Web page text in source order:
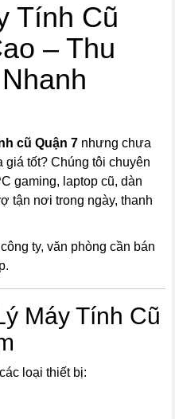
Tính Cũ
– Thu
cũ Quận 7 nhưng chưa
tốt? Chúng tôi chuyên
gaming, laptop cũ, dàn
tận nơi trong ngày, thanh
ty, văn phòng cần bán
Máy Tính Cũ
loại thiết bị: